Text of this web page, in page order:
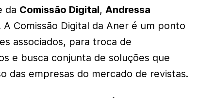
da Comissão Digital,Andressa
A Comissão Digital da Aner é um ponto
associados, para troca de
e busca conjunta de soluções que
das empresas do mercado de revistas.